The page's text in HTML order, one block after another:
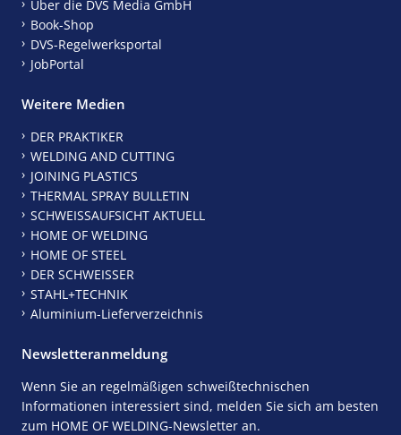
Über die DVS Media GmbH
Book-Shop
DVS-Regelwerksportal
JobPortal
Weitere Medien
DER PRAKTIKER
WELDING AND CUTTING
JOINING PLASTICS
THERMAL SPRAY BULLETIN
SCHWEISSAUFSICHT AKTUELL
HOME OF WELDING
HOME OF STEEL
DER SCHWEISSER
STAHL+TECHNIK
Aluminium-Lieferverzeichnis
Newsletteranmeldung
Wenn Sie an regelmäßigen schweißtechnischen
Informationen interessiert sind, melden Sie sich am besten
zum HOME OF WELDING-Newsletter an.